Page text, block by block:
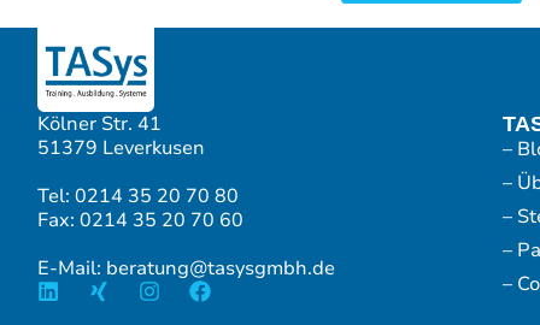
Kölner Str. 41
51379 Leverkusen
Tel: 0214 35 20 70 80
Fax: 0214 35 20 70 60
E-Mail: beratung@tasysgmbh.de
–
–
–
–
–